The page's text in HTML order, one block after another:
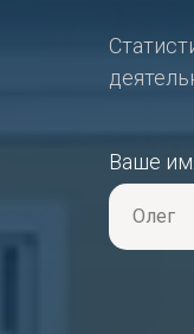
Ваше
Олег